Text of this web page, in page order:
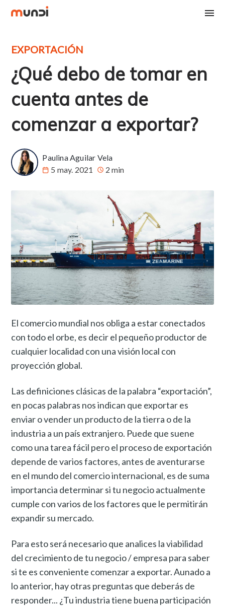
EXPORTACIÓN
¿Qué debo de tomar en
cuenta antes de
comenzar a exportar?
Paulina Aguilar Vela
5 may. 2021
2 min
El comercio mundial nos obliga a estar conectados
con todo el orbe, es decir el pequeño productor de
cualquier localidad con una visión local con
proyección global.
Las definiciones clásicas de la palabra “exportación”,
en pocas palabras nos indican que exportar es
enviar o vender un producto de la tierra o de la
industria a un país extranjero. Puede que suene
como una tarea fácil pero el proceso de exportación
depende de varios factores, antes de aventurarse
en el mundo del comercio internacional, es de suma
importancia determinar si tu negocio actualmente
cumple con varios de los factores que le permitirán
expandir su mercado.
Para esto será necesario que analices la viabilidad
del crecimiento de tu negocio / empresa para saber
si te es conveniente comenzar a exportar. Aunado a
lo anterior, hay otras preguntas que deberás de
responder... ¿Tu industria tiene buena participación